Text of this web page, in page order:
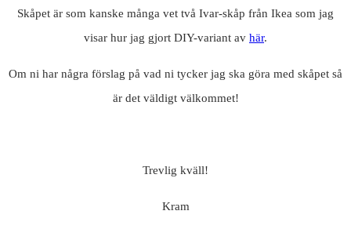
Skåpet är som kanske många vet två Ivar-skåp från Ikea som jag
visar hur jag gjort DIY-variant av här.
Om ni har några förslag på vad ni tycker jag ska göra med skåpet så
är det väldigt välkommet!
Trevlig kväll!
Kram